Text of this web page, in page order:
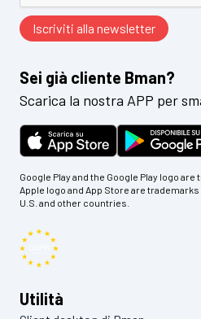
Sei già cliente Bman?
Scarica la nostra APP per
Google Play and the Google Play logo are
Apple logo and App Store are
U.S. and other countries.
Utilità